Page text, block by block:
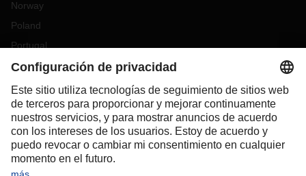
Norway
Poland
Portugal
Romania
Slovakia
Spain
Sweden
Switzerland(DE FR)
Turkey